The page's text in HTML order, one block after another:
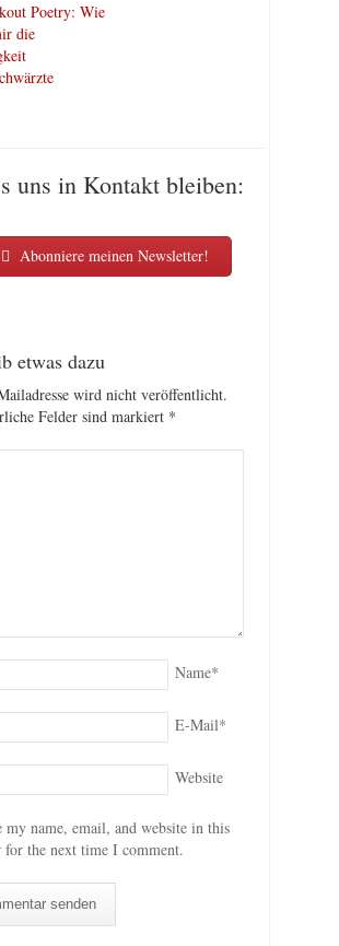
Poetry: Wie
die
uns in Kontakt bleiben:
Abonniere meinen Newsletter!
etwas dazu
wird nicht veröffentlicht.
Felder sind markiert *
Name*
E-Mail*
Website
my name, email, and website in this
for the next time I comment.